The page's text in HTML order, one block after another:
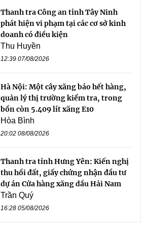
Thanh tra Công an tỉnh Tây Ninh
phát hiện vi phạm tại các cơ sở kinh
doanh có điều kiện
Thu Huyền
12:39 07/08/2026
Hà Nội: Một cây xăng báo hết hàng,
quản lý thị trường kiểm tra, trong
bồn còn 5.409 lít xăng E10
Hòa Bình
20:02 08/08/2026
Thanh tra tỉnh Hưng Yên: Kiến nghị
thu hồi đất, giấy chứng nhận đầu tư
dự án Cửa hàng xăng dầu Hải Nam
Trần Quý
16:28 05/08/2026